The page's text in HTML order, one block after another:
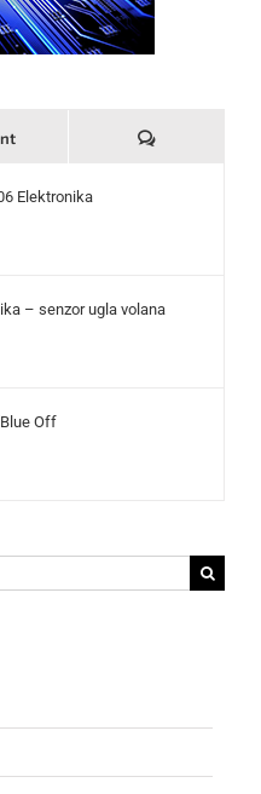
Komentari
Elektronika
– senzor ugla volana
Off